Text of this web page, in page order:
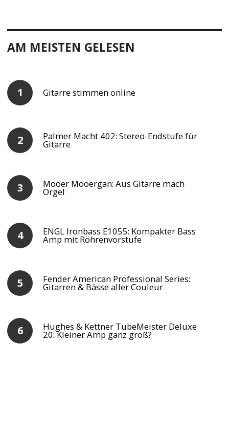
AM MEISTEN GELESEN
Gitarre stimmen online
Palmer Macht 402: Stereo-Endstufe für
Gitarre
Mooer Mooergan: Aus Gitarre mach
Orgel
ENGL Ironbass E1055: Kompakter Bass
Amp mit Röhrenvorstufe
Fender American Professional Series:
Gitarren & Bässe aller Couleur
Hughes & Kettner TubeMeister Deluxe
20: Kleiner Amp ganz groß?